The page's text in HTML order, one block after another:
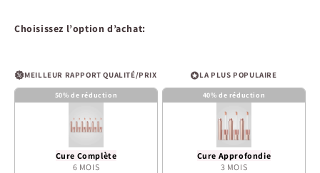
Choisissez l’option d’achat:
MEILLEUR RAPPORT QUALITÉ/PRIX
50% de réduction
Cure Complète
6 MOIS
LA PLUS POPULAIRE
40% de réduction
Cure Approfondie
3 MOIS